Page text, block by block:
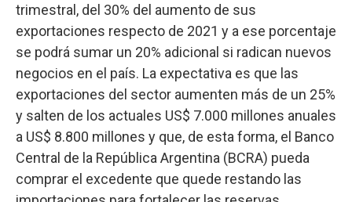
trimestral, del 30% del aumento de sus
exportaciones respecto de 2021 y a ese porcentaje
se podrá sumar un 20% adicional si radican nuevos
negocios en el país. La expectativa es que las
exportaciones del sector aumenten más de un 25%
y salten de los actuales US$ 7.000 millones anuales
a US$ 8.800 millones y que, de esta forma, el Banco
Central de la República Argentina (BCRA) pueda
comprar el excedente que quede restando las